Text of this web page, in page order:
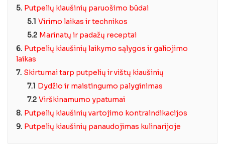
5. Putpelių kiaušinių paruošimo būdai
5.1 Virimo laikas ir technikos
5.2 Marinatų ir padažų receptai
6. Putpelių kiaušinių laikymo sąlygos ir galiojimo
laikas
7. Skirtumai tarp putpelių ir vištų kiaušinių
7.1 Dydžio ir maistingumo palyginimas
7.2 Virškinamumo ypatumai
8. Putpelių kiaušinių vartojimo kontraindikacijos
9. Putpelių kiaušinių panaudojimas kulinarijoje